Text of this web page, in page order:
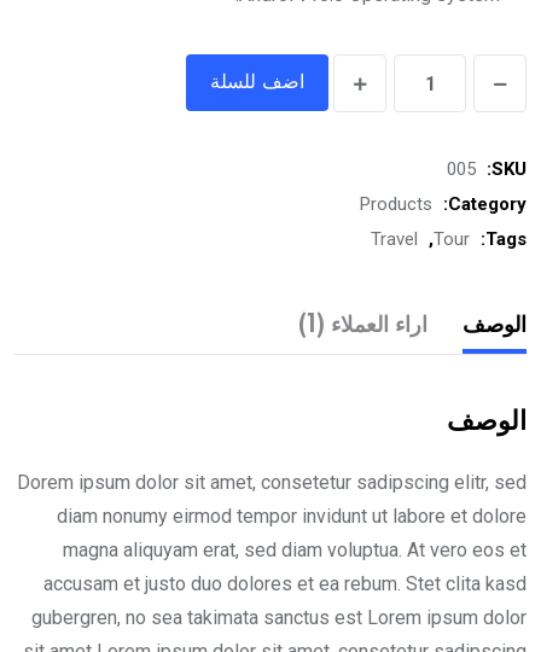
اضف للسلة
SKU:
005
Category:
Products
Tags:
Tour
,
Travel
الوصف اراء العملاء (1)
الوصف
Dorem ipsum dolor sit amet, consetetur sadipscing elitr, sed
diam nonumy eirmod tempor invidunt ut labore et dolore
magna aliquyam erat, sed diam voluptua. At vero eos et
accusam et justo duo dolores et ea rebum. Stet clita kasd
gubergren, no sea takimata sanctus est Lorem ipsum dolor